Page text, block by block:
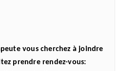
vous cherchez à joindre
prendre rendez-vous: